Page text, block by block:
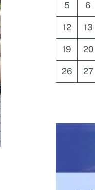
5 6
12 13
19 20
26 27